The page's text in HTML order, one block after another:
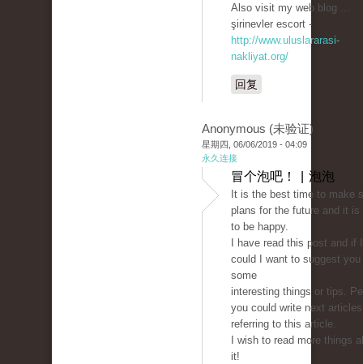
Also visit my web blog ...
şirinevler escort -
http://www.uluslararasi-
nakliyat.org/
回复
Anonymous (未验证)
星期四, 06/06/2019 - 04:09
永久连接
冒个泡吧！ | 泡泡
It is the best time to make
plans for the future and it is
to be happy.
I have read this post and if I
could I want to suggest you
some
interesting things or tips.
you could write next articles
referring to this article.
I wish to read more things
it!